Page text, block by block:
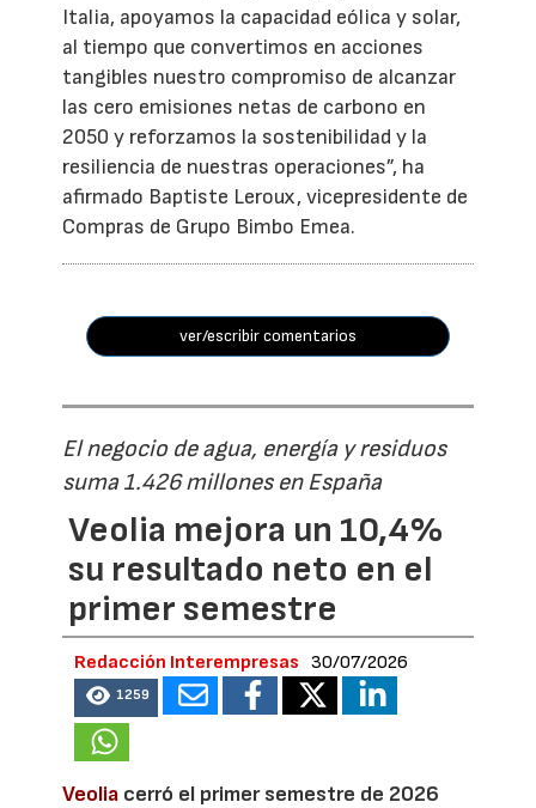
Italia, apoyamos la capacidad eólica y solar,
al tiempo que convertimos en acciones
tangibles nuestro compromiso de alcanzar
las cero emisiones netas de carbono en
2050 y reforzamos la sostenibilidad y la
resiliencia de nuestras operaciones”, ha
afirmado Baptiste Leroux, vicepresidente de
Compras de Grupo Bimbo Emea.
ver/escribir comentarios
El negocio de agua, energía y residuos
suma 1.426 millones en España
Veolia mejora un 10,4%
su resultado neto en el
primer semestre
Redacción Interempresas 30/07/2026
1259
Veolia cerró el primer semestre de 2026